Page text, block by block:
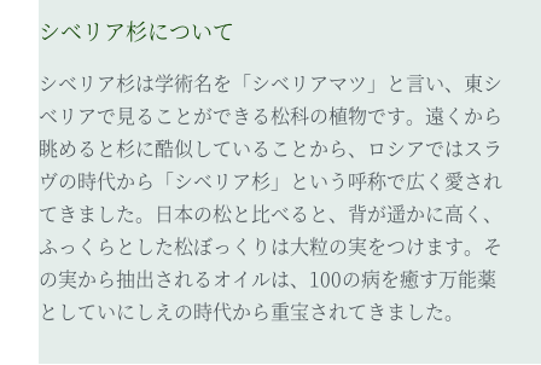
シベリア杉について
シベリア杉は学術名を「シベリアマツ」と言い、東シ
ベリアで見ることができる松科の植物です。遠くから
眺めると杉に酷似していることから、ロシアではスラ
ヴの時代から「シベリア杉」という呼称で広く愛され
てきました。日本の松と比べると、背が遥かに高く、
ふっくらとした松ぼっくりは大粒の実をつけます。そ
の実から抽出されるオイルは、100の病を癒す万能薬
としていにしえの時代から重宝されてきました。